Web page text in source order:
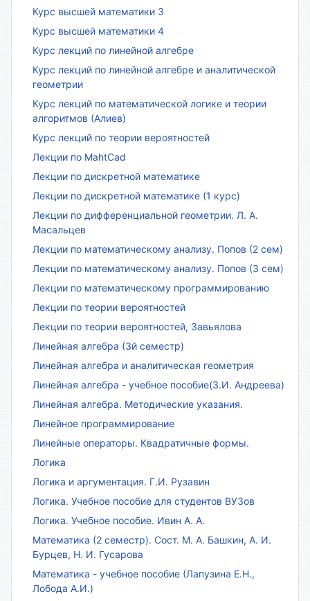
Курс высшей математики 3
Курс высшей математики 4
Курс лекций по линейной алгебре
Курс лекций по линейной алгебре и аналитической
геометрии
Курс лекций по математической логике и теории
алгоритмов (Алиев)
Курс лекций по теории вероятностей
Лекции по MahtCad
Лекции по дискретной математике
Лекции по дискретной математике (1 курс)
Лекции по дифференциальной геометрии. Л. А.
Масальцев
Лекции по математическому анализу. Попов (2 сем)
Лекции по математическому анализу. Попов (3 сем)
Лекции по математическому программированию
Лекции по теории вероятностей
Лекции по теории вероятностей, Завьялова
Линейная алгебра (3й семестр)
Линейная алгебра и аналитическая геометрия
Линейная алгебра - учебное пособие(З.И. Андреева)
Линейная алгебра. Методические указания.
Линейное программирование
Линейные операторы. Квадратичные формы.
Логика
Логика и аргументация. Г.И. Рузавин
Логика. Учебное пособие для студентов ВУЗов
Логика. Учебное пособие. Ивин А. А.
Математика (2 семестр). Сост. М. А. Башкин, А. И.
Бурцев, Н. И. Гусарова
Математика - учебное пособие (Лапузина Е.Н.,
Лобода А.И.)